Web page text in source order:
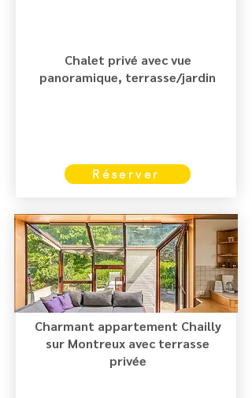
Chalet privé avec vue
panoramique, terrasse/jardin
Réserver
Charmant appartement Chailly
sur Montreux avec terrasse
privée